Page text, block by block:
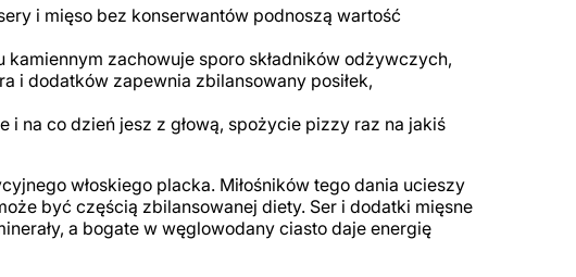
i mięso bez konserwantów podnoszą wartość
kamiennym zachowuje sporo składników odżywczych,
i dodatków zapewnia zbilansowany posiłek,
i na co dzień jesz z głową, spożycie pizzy raz na jakiś
włoskiego placka. Miłośników tego dania ucieszy
być częścią zbilansowanej diety. Ser i dodatki mięsne
a bogate w węglowodany ciasto daje energię